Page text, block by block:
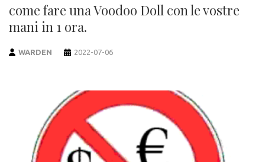
come fare una Voodoo Doll con le vostre
mani in 1 ora.
WARDEN 2022-07-06